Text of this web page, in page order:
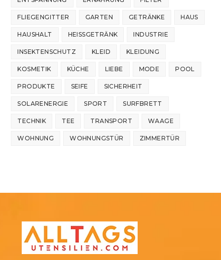
FLIEGENGITTER GARTEN GETRÄNKE HAUS
HAUSHALT HEISSGETRÄNK INDUSTRIE
INSEKTENSCHUTZ KLEID KLEIDUNG
KOSMETIK KÜCHE LIEBE MODE POOL
PRODUKTE SEIFE SICHERHEIT
SOLARENERGIE SPORT SURFBRETT
TECHNIK TEE TRANSPORT WAAGE
WOHNUNG WOHNUNGSTÜR ZIMMERTÜR